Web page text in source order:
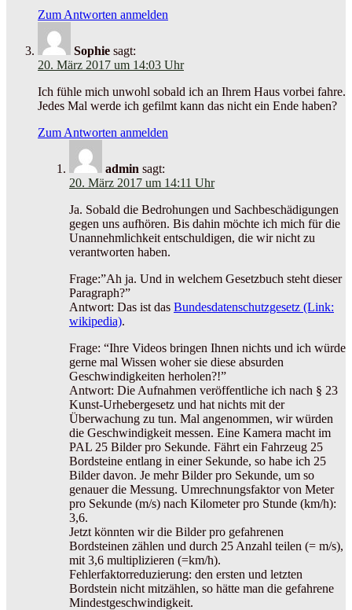
Zum Antworten anmelden
Sophie sagt:
20. März 2017 um 14:03 Uhr
Ich fühle mich unwohl sobald ich an Ihrem Haus vorbei fahre.
Jedes Mal werde ich gefilmt kann das nicht ein Ende haben?
Zum Antworten anmelden
admin sagt:
20. März 2017 um 14:11 Uhr
Ja. Sobald die Bedrohungen und Sachbeschädigungen
gegen uns aufhören. Bis dahin möchte ich mich für die
Unannehmlichkeit entschuldigen, die wir nicht zu
verantworten haben.
Frage:”Ah ja. Und in welchem Gesetzbuch steht dieser
Paragraph?”
Antwort: Das ist das Bundesdatenschutzgesetz (Link:
wikipedia).
Frage: “Ihre Videos bringen Ihnen nichts und ich würde
gerne mal Wissen woher sie diese absurden
Geschwindigkeiten herholen?!”
Antwort: Die Aufnahmen veröffentliche ich nach § 23
Kunst-Urhebergesetz und hat nichts mit der
Überwachung zu tun. Mal angenommen, wir würden
die Geschwindigkeit messen. Eine Kamera macht im
PAL 25 Bilder pro Sekunde. Fährt ein Fahrzeug 25
Bordsteine entlang in einer Sekunde, so habe ich 25
Bilder davon. Je mehr Bilder pro Sekunde, um so
genauer die Messung. Umrechnungsfaktor von Meter
pro Sekunde (m/s) nach Kilometer pro Stunde (km/h):
3,6.
Jetzt könnten wir die Bilder pro gefahrenen
Bordsteinen zählen und durch 25 Anzahl teilen (= m/s),
mit 3,6 multiplizieren (=km/h).
Fehlerfaktorreduzierung: den ersten und letzten
Bordstein nicht mitzählen, so hätte man die gefahrene
Mindestgeschwindigkeit.